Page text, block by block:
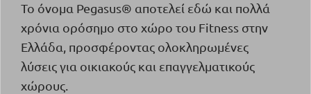
Το όνομα Pegasus® αποτελεί εδώ και πολλά
χρόνια ορόσημο στο χώρο του Fitness στην
Ελλάδα, προσφέροντας ολοκληρωμένες
λύσεις για οικιακούς και επαγγελματικούς
χώρους.